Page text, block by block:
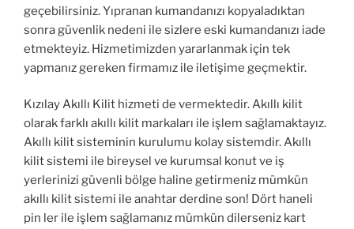
geçebilirsiniz. Yıpranan kumandanızı kopyaladıktan
sonra güvenlik nedeni ile sizlere eski kumandanızı iade
etmekteyiz. Hizmetimizden yararlanmak için tek
yapmanız gereken firmamız ile iletişime geçmektir.
Kızılay Akıllı Kilit hizmeti de vermektedir. Akıllı kilit
olarak farklı akıllı kilit markaları ile işlem sağlamaktayız.
Akıllı kilit sisteminin kurulumu kolay sistemdir. Akıllı
kilit sistemi ile bireysel ve kurumsal konut ve iş
yerlerinizi güvenli bölge haline getirmeniz mümkün
akıllı kilit sistemi ile anahtar derdine son! Dört haneli
pin ler ile işlem sağlamanız mümkün dilerseniz kart